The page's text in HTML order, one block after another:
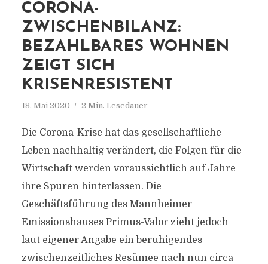
CORONA-
ZWISCHENBILANZ:
BEZAHLBARES WOHNEN
ZEIGT SICH
KRISENRESISTENT
18. Mai 2020 2 Min. Lesedauer
Die Corona-Krise hat das gesellschaftliche
Leben nachhaltig verändert, die Folgen für die
Wirtschaft werden voraussichtlich auf Jahre
ihre Spuren hinterlassen. Die
Geschäftsführung des Mannheimer
Emissionshauses Primus-Valor zieht jedoch
laut eigener Angabe ein beruhigendes
zwischenzeitliches Resümee nach nun circa